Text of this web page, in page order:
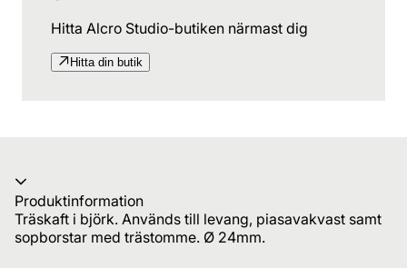
Hitta Alcro Studio-butiken närmast dig
Hitta din butik
Produktinformation
Träskaft i björk. Används till levang, piasavakvast samt
sopborstar med trästomme. Ø 24mm.